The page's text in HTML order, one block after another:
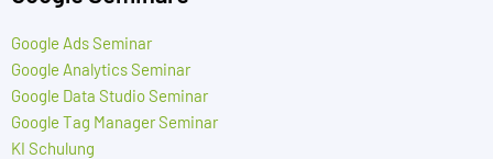
Google Ads Seminar
Google Analytics Seminar
Google Data Studio Seminar
Google Tag Manager Seminar
KI Schulung